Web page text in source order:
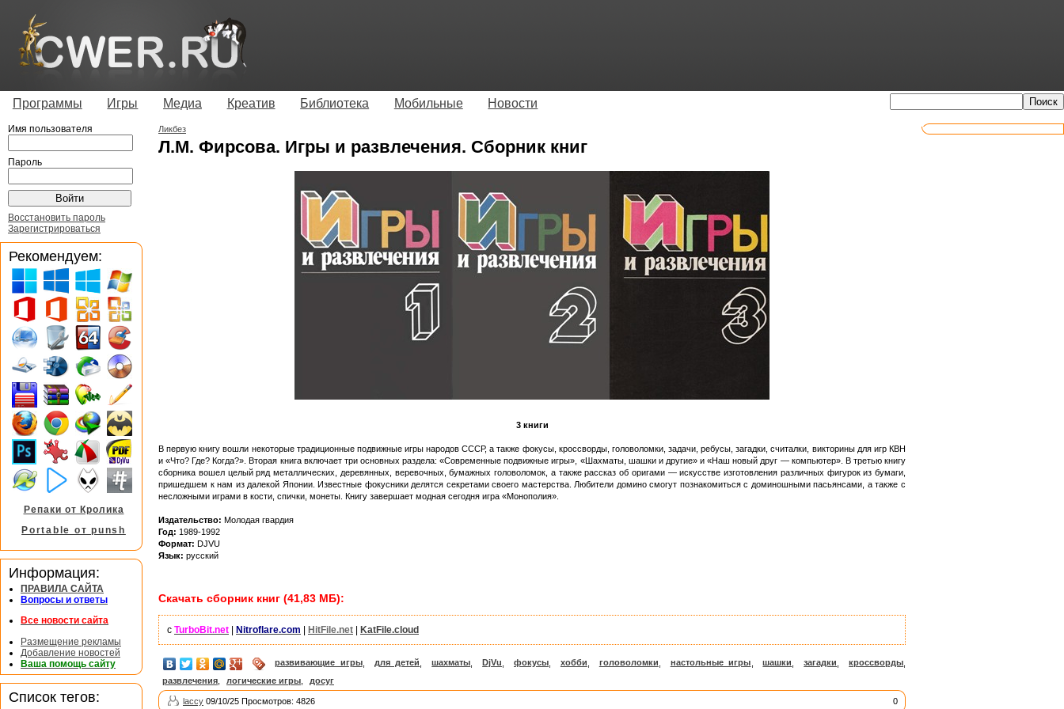
Программы Игры Медиа Креатив Библиотека Мобильные Новости
Ликбез
Л.М. Фирсова. Игры и развлечения. Сборник книг
3 книги
В первую книгу вошли некоторые традиционные подвижные игры народов СССР, а также фокусы, кроссворды, головоломки, задачи, ребусы, загадки, считалки, викторины для игр КВН
и «Что? Где? Когда?». Вторая книга включает три основных раздела: «Современные подвижные игры», «Шахматы, шашки и другие» и «Наш новый друг — компьютер». В третью книгу
сборника вошел целый ряд металлических, деревянных, веревочных, бумажных головоломок, а также рассказ об оригами — искусстве изготовления различных фигурок из бумаги,
пришедшем к нам из далекой Японии. Известные фокусники делятся секретами своего мастерства. Любители домино смогут познакомиться с доминошными пасьянсами, а также с
несложными играми в кости, спички, монеты. Книгу завершает модная сегодня игра «Монополия».
Издательство: Молодая гвардия
Год: 1989-1992
Формат: DJVU
Язык: русский
Скачать сборник книг (41,83 МБ):
с TurboBit.net | Nitroflare.com | HitFile.net | KatFile.cloud
развивающие игры, для детей шахматы DjVu фокусы хобби головоломки настольные игры шашки загадки кроссворды
развлечения
логические игры досуг
laccy 09/10/25 Просмотров: 4826 0
Имя пользователя
Пароль
Восстановить пароль
Зарегистрироваться
Рекомендуем:
Репаки от Кролика
Portable от punsh
Информация:
ПРАВИЛА САЙТА
Вопросы и ответы
Все новости сайта
Размещение рекламы
Добавление новостей
Ваша помощь сайту
Список тегов: